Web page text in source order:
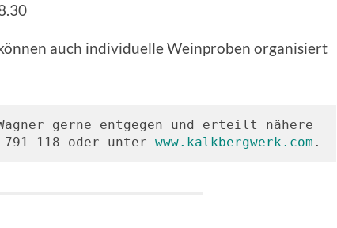
auch individuelle Weinproben organisiert
gerne entgegen und erteilt nähere
118 oder unter www.kalkbergwerk.com .